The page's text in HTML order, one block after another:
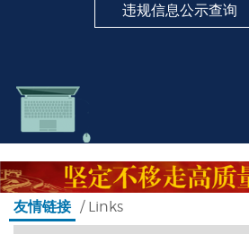
违规信息公示查询
批准文号公示
市场监管总局举办首届优秀公文展
友情链接 / Links